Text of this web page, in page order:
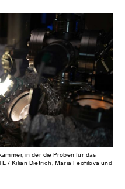
in der die Proben für das
/ Kilian Dietrich, Maria Feofilova und